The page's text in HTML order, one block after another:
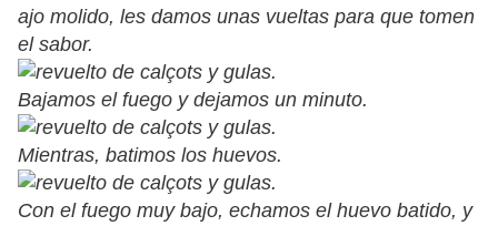
ajo molido, les damos unas vueltas para que tomen
el sabor.
Bajamos el fuego y dejamos un minuto.
Mientras, batimos los huevos.
Con el fuego muy bajo, echamos el huevo batido, y